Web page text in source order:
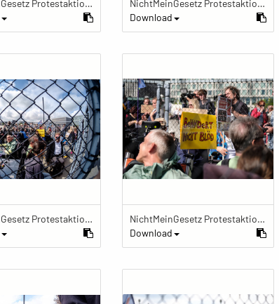
NichtMeinGesetz Protestaktion im Käfig
NichtMeinGesetz Protestaktion im Käfig
Download
NichtMeinGesetz Protestaktion im Käfig
NichtMeinGesetz Protestaktion im Käfig
Download